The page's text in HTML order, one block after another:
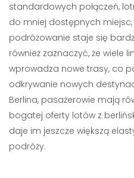
standardowych połączeń,
do mniej dostępnych miejsc,
podróżowanie staje się
również zaznaczyć, że wiele
wprowadza nowe trasy, co
odkrywanie nowych
Berlina, pasażerowie mają
bogatej oferty lotów z
daje im jeszcze większą
podróży.